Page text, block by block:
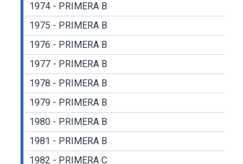
1974 - PRIMERA B
1975 - PRIMERA B
1976 - PRIMERA B
1977 - PRIMERA B
1978 - PRIMERA B
1979 - PRIMERA B
1980 - PRIMERA B
1981 - PRIMERA B
1982 - PRIMERA C